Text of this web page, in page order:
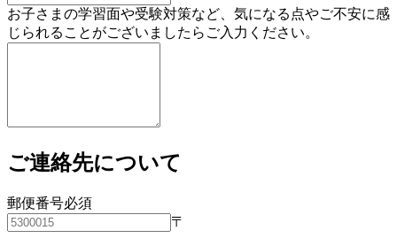
お子さまの学習面や受験対策など、気になる点やご不安に感
じられることがございましたらご入力ください。
ご連絡先について
郵便番号必須
〒